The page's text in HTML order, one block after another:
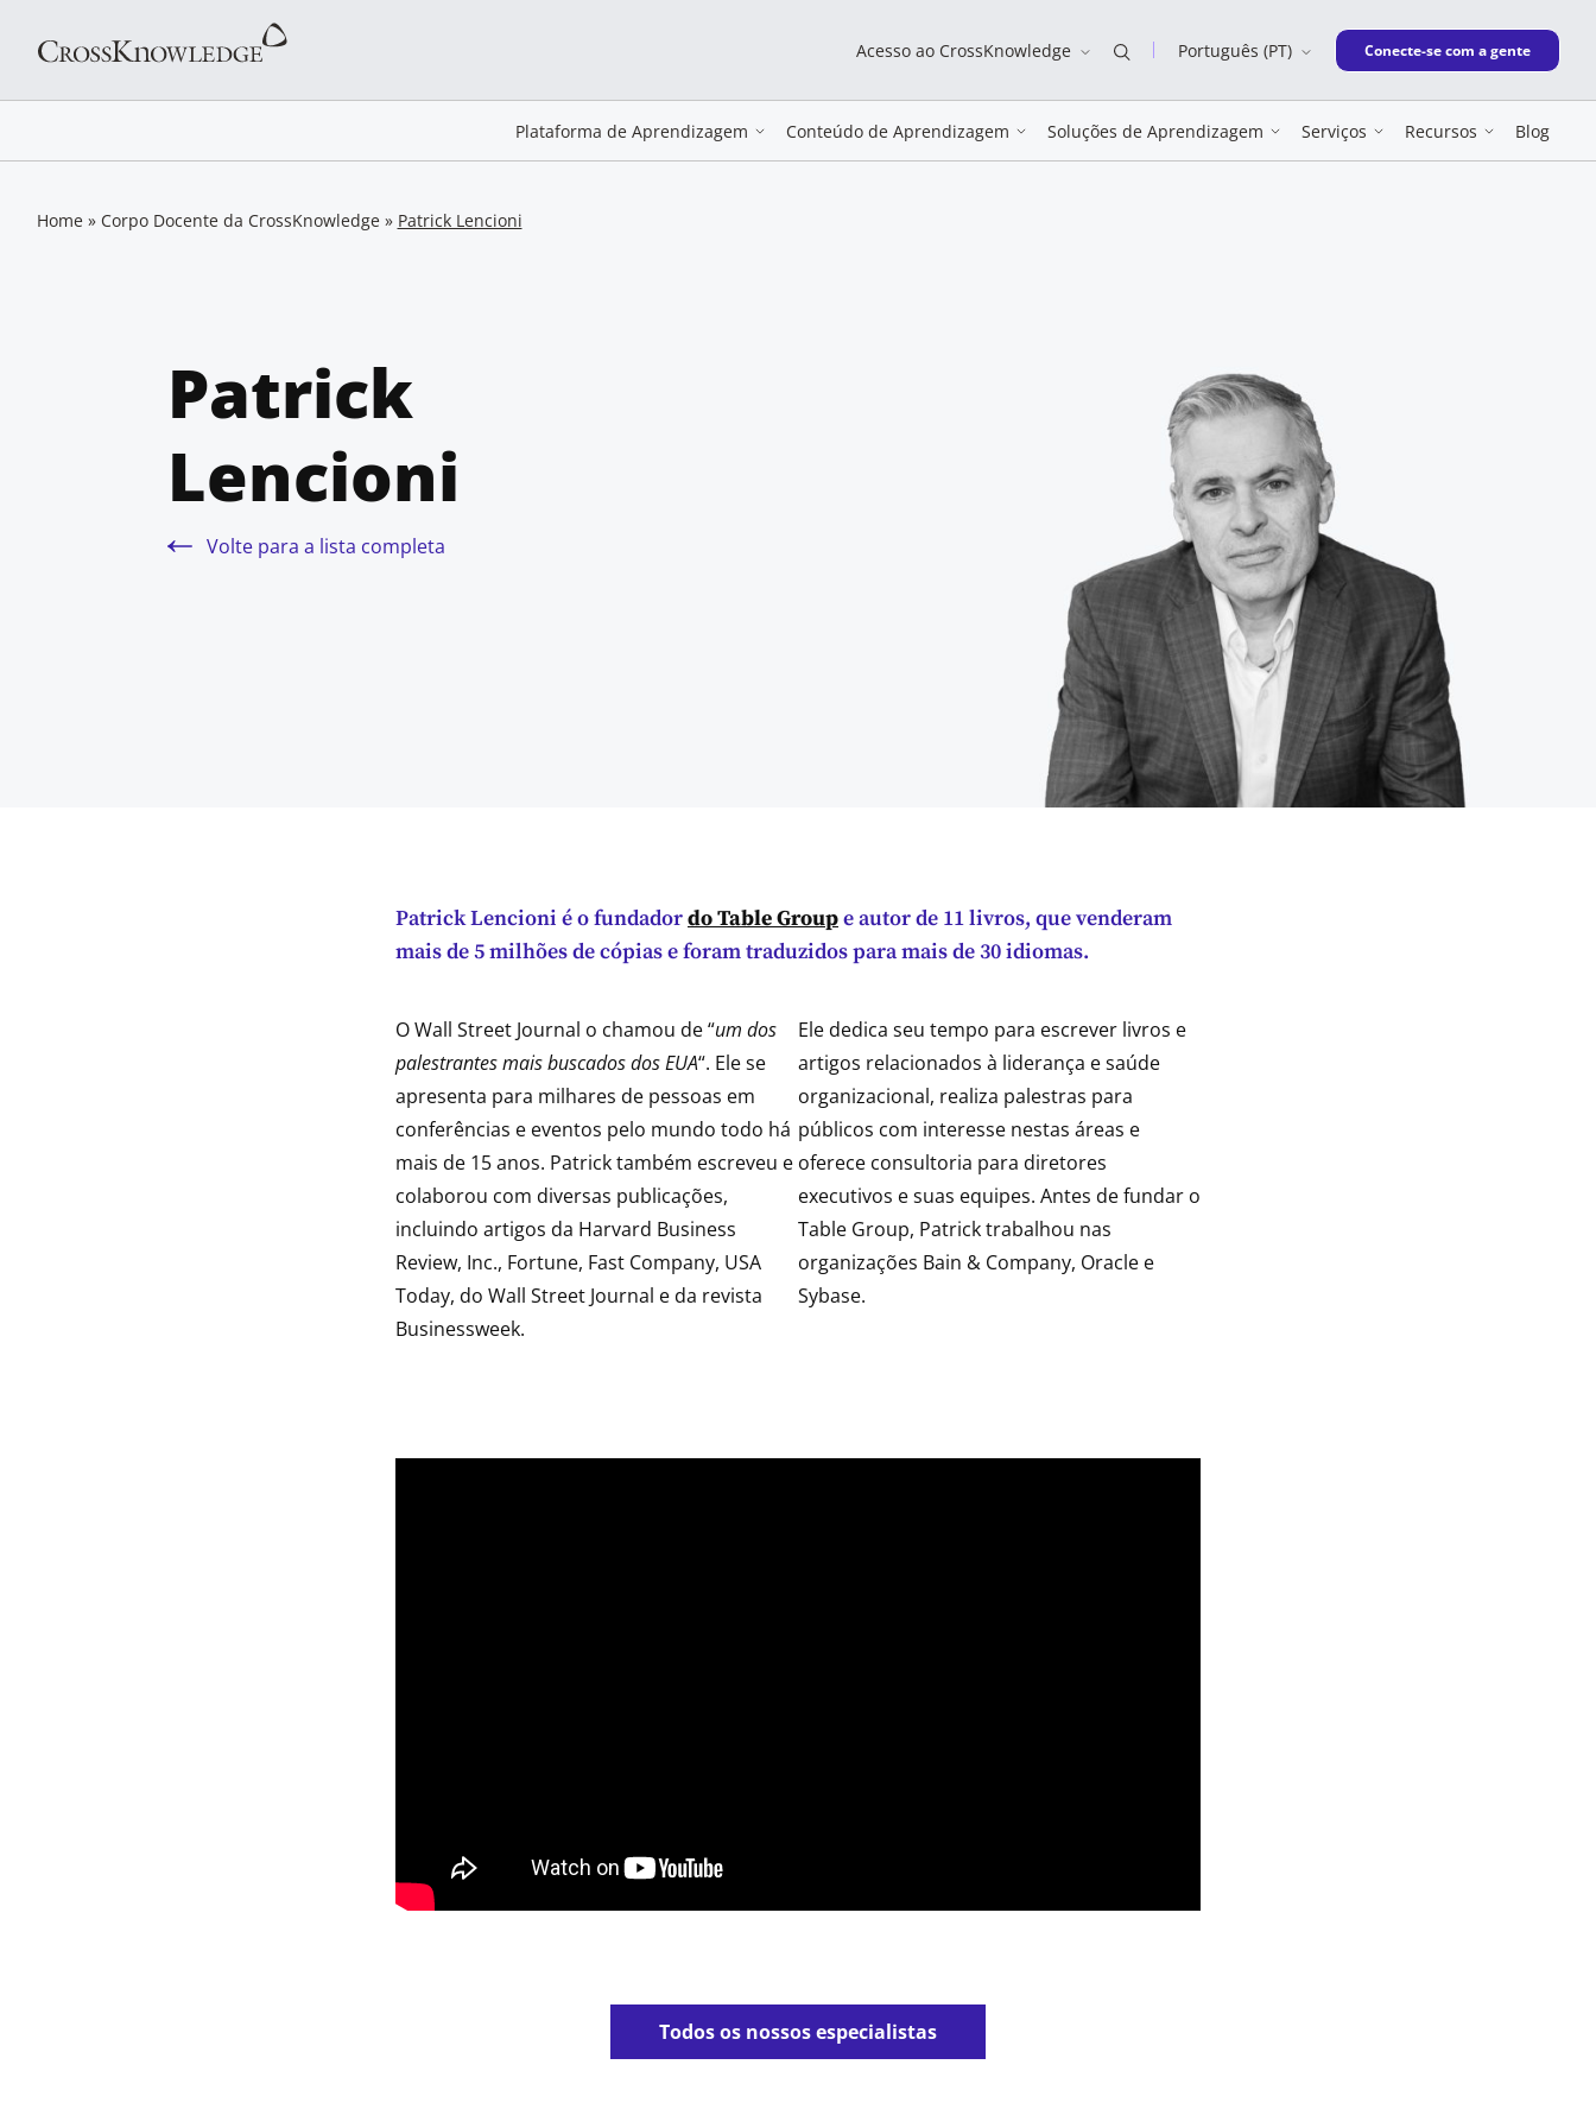
Acesso ao CrossKnowledge Português (PT) New window
Conecte-se com a gente
Plataforma de Aprendizagem Conteúdo de Aprendizagem Soluções de Aprendizagem Serviços Recursos Blog
Home» Corpo Docente da CrossKnowledge» Patrick Lencioni
Patrick
Lencioni
Volte para a lista completa
Patrick Lencioni é o fundadordo Table Groupe autor de 11 livros, que venderam
mais de 5 milhões de cópias e foram traduzidos para mais de 30 idiomas.
O Wall Street Journal o chamou de “um dos
palestrantes mais buscados dos EUA“. Ele se
apresenta para milhares de pessoas em
conferências e eventos pelo mundo todo há
mais de 15 anos. Patrick também escreveu e
colaborou com diversas publicações,
incluindo artigos da Harvard Business
Review, Inc., Fortune, Fast Company, USA
Today, do Wall Street Journal e da revista
Businessweek.
Ele dedica seu tempo para escrever livros e
artigos relacionados à liderança e saúde
organizacional, realiza palestras para
públicos com interesse nestas áreas e
oferece consultoria para diretores
executivos e suas equipes. Antes de fundar o
Table Group, Patrick trabalhou nas
organizações Bain & Company, Oracle e
Sybase.
Todos os nossos especialistas